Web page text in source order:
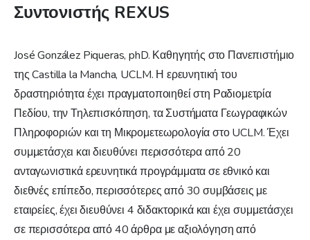
Συντονιστής REXUS
José González Piqueras, phD. Καθηγητής στο Πανεπιστήμιο
της Castilla la Mancha, UCLM. Η ερευνητική του
δραστηριότητα έχει πραγματοποιηθεί στη Ραδιομετρία
Πεδίου, την Τηλεπισκόπηση, τα Συστήματα Γεωγραφικών
Πληροφοριών και τη Μικρομετεωρολογία στο UCLM. Έχει
συμμετάσχει και διευθύνει περισσότερα από 20
ανταγωνιστικά ερευνητικά προγράμματα σε εθνικό και
διεθνές επίπεδο, περισσότερες από 30 συμβάσεις με
εταιρείες, έχει διευθύνει 4 διδακτορικά και έχει συμμετάσχει
σε περισσότερα από 40 άρθρα με αξιολόγηση από